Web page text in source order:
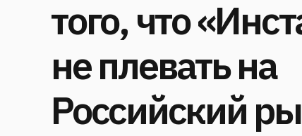
того, что
не плевать на
Российский